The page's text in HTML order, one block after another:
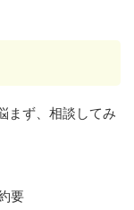
まず、相談してみ
要